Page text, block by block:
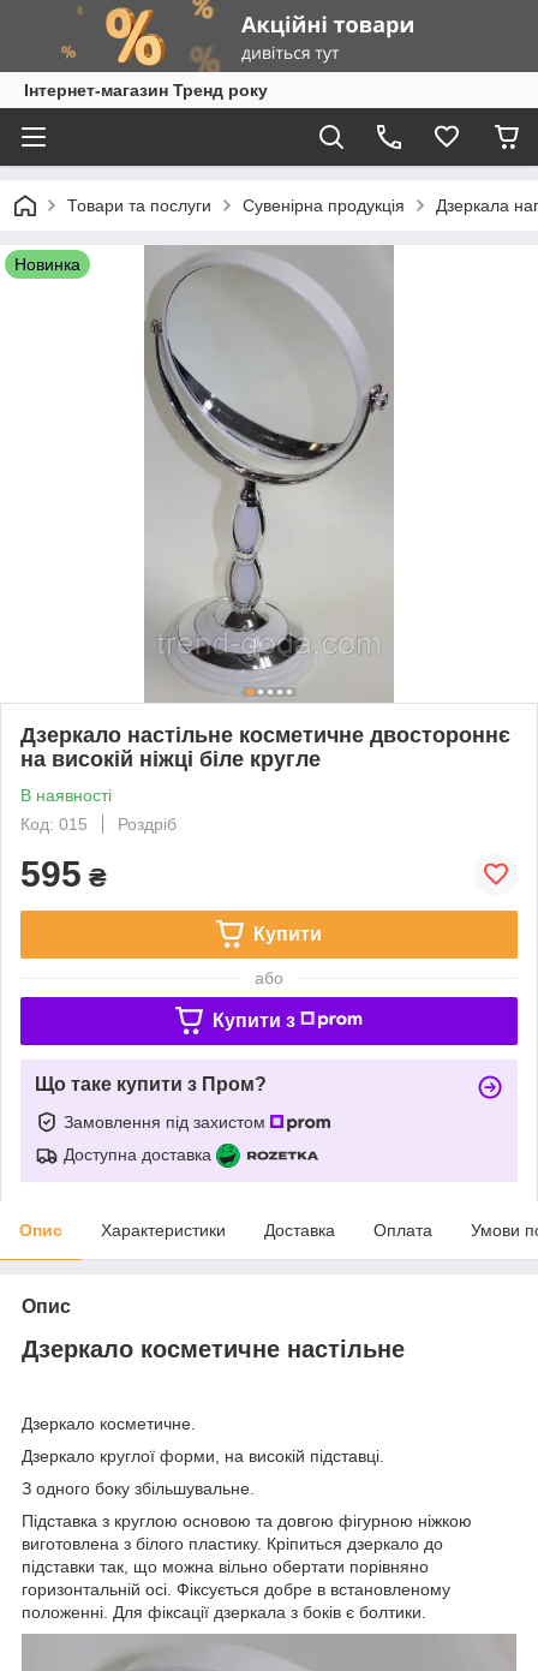
Інтернет-магазин Тренд року
Товари та послуги Сувенірна продукція Дзеркала
Новинка
Дзеркало настільне косметичне двостороннє
на високій ніжці біле кругле
В наявності
Код: 015
Роздріб
595 ₴
Купити
або
Купити з
Що таке купити з Пром?
Замовлення під захистом
Доступна доставка
Опис Характеристики Доставка Оплата Умови
Опис
Дзеркало косметичне настільне
Дзеркало косметичне.
Дзеркало круглої форми, на високій підставці.
З одного боку збільшувальне.
Підставка з круглою основою та довгою фігурною ніжкою
виготовлена з білого пластику. Кріпиться дзеркало до
підставки так, що можна вільно обертати порівняно
горизонтальній осі. Фіксується добре в встановленому
положенні. Для фіксації дзеркала з боків є болтики.